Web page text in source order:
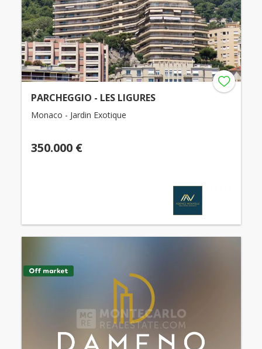
PARCHEGGIO - LES LIGURES
Monaco - Jardin Exotique
350.000 €